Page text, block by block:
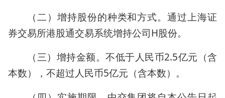
（二）增持股份的种类和方式。通过上海证
券交易所港股通交易系统增持公司H股份。
（三）增持金额。不低于人民币2.5亿元（含
本数），不超过人民币5亿元（含本数）。